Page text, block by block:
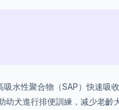
水性聚合物（SAP）快速吸
幼犬進行排便訓練，减少老齡